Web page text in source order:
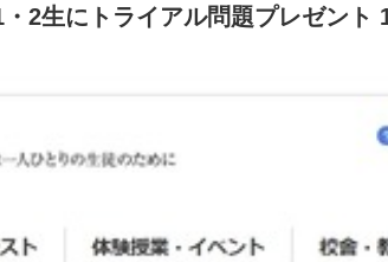
2生にトライアル問題プレゼント